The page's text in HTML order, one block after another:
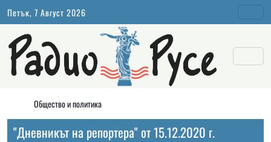
Петък, 7 Август 2026
Общество и политика
"Дневникът на репортера" от 15.12.2020 г.